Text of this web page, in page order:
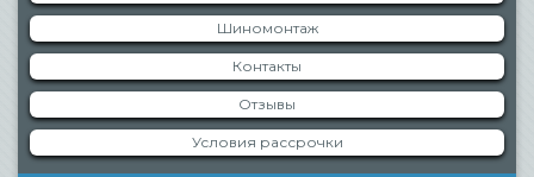
Шиномонтаж
Контакты
Отзывы
Условия рассрочки